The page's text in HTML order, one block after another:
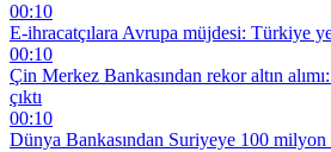
00:10
E-ihracatçılara Avrupa müjdesi: Türkiye
00:10
Çin Merkez Bankasından rekor altın
çıktı
00:10
Dünya Bankasından Suriyeye 100 milyon